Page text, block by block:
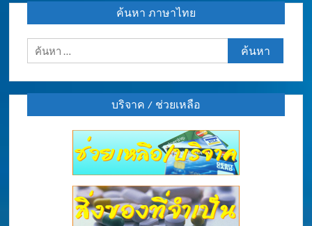
ค้นหา ภาษาไทย
ค้นหา
สำหรับ:
บริจาค / ช่วยเหลือ